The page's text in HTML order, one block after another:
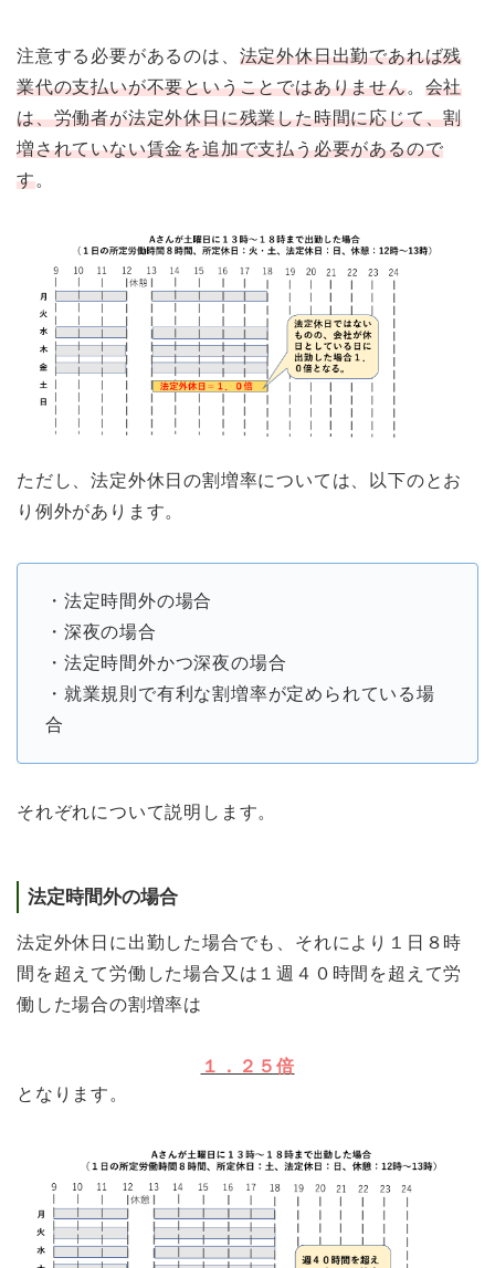
注意する必要があるのは、 法定外休日出勤であれば残
業代の支払いが不要ということではありません。 会社
は、労働者が法定外休日に残業した時間に応じて、割
増されていない賃金を追加で支払う必要があるので
す。
ただし、法定外休日の割増率については、以下のとお
り例外があります。
・法定時間外の場合
・深夜の場合
・法定時間外かつ深夜の場合
・就業規則で有利な割増率が定められている場
合
それぞれについて説明します。
法定時間外の場合
法定外休日に出勤した場合でも、それにより１日８時
間を超えて労働した場合又は１週４０時間を超えて労
働した場合の割増率は
１．２５倍
となります。